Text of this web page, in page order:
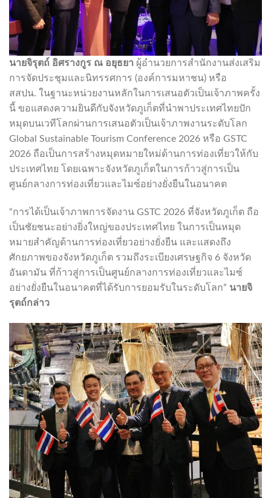
นายจิรุตถ์ อิศรางกูร ณ อยุธยา ผู้อำนวยการสำนักงานส่งเสริม
การจัดประชุมและนิทรรศการ (องค์การมหาชน) หรือ
สสปน. ในฐานะหน่วยงานหลักในการเสนอตัวเป็นเจ้าภาพครั้ง
นี้ ขอแสดงความยินดีกับจังหวัดภูเก็ตที่นำพาประเทศไทยปัก
หมุดบนเวทีโลกผ่านการเสนอตัวเป็นเจ้าภาพงานระดับโลก
Global Sustainable Tourism Conference 2026 หรือ GSTC
2026 ถือเป็นการสร้างหมุดหมายใหม่ด้านการท่องเที่ยวให้กับ
ประเทศไทย โดยเฉพาะจังหวัดภูเก็ตในการก้าวสู่การเป็น
ศูนย์กลางการท่องเที่ยวและไมซ์อย่างยั่งยืนในอนาคต
“การได้เป็นเจ้าภาพการจัดงาน GSTC 2026 ที่จังหวัดภูเก็ต ถือ
เป็นชัยชนะอย่างยิ่งใหญ่ของประเทศไทย ในการเป็นหมุด
หมายสำคัญด้านการท่องเที่ยวอย่างยั่งยืน และแสดงถึง
ศักยภาพของจังหวัดภูเก็ต รวมถึงระเบียงเศรษฐกิจ 6 จังหวัด
อันดามัน ที่ก้าวสู่การเป็นศูนย์กลางการท่องเที่ยวและไมซ์
อย่างยั่งยืนในอนาคตที่ได้รับการยอมรับในระดับโลก” นายจิ
รุตถ์กล่าว